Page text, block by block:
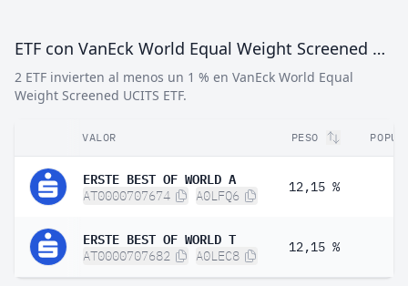
ETF con VanEck World Equal Weight Screened UCITS ETF
2 ETF invierten al menos un 1 % en VanEck World Equal
Weight Screened UCITS ETF.
VALOR PESO
ERSTE BEST OF WORLD A
AT0000707674 A0LFQ6
12,15 %
ERSTE BEST OF WORLD T
AT0000707682 A0LEC8
12,15 %